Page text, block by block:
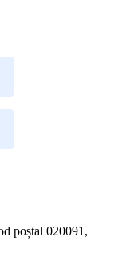
poștal 020091,